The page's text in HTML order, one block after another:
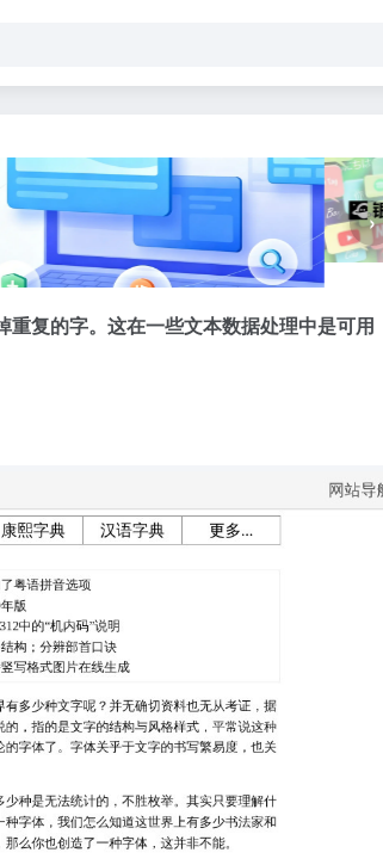
›
复的字。这在一些文本数据处理中是可用